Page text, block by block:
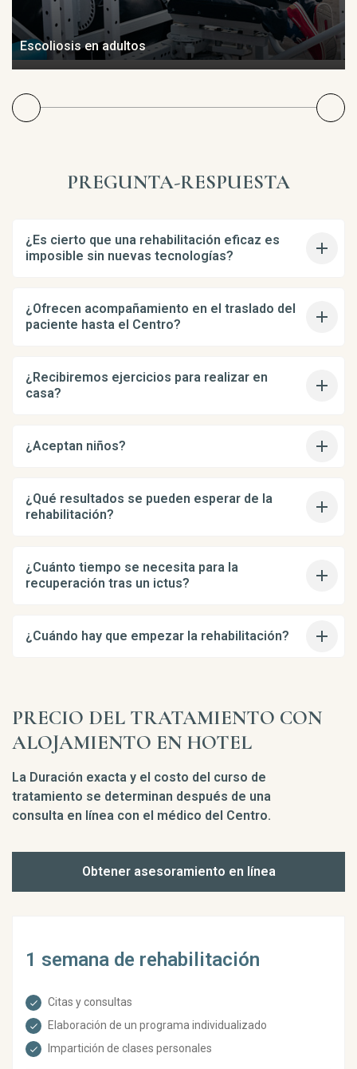
Escoliosis en adultos
PREGUNTA-RESPUESTA
¿Es cierto que una rehabilitación eficaz es
imposible sin nuevas tecnologías?
¿Ofrecen acompañamiento en el traslado del
paciente hasta el Centro?
¿Recibiremos ejercicios para realizar en
casa?
¿Aceptan niños?
¿Qué resultados se pueden esperar de la
rehabilitación?
¿Cuánto tiempo se necesita para la
recuperación tras un ictus?
¿Cuándo hay que empezar la rehabilitación?
PRECIO DEL TRATAMIENTO CON
ALOJAMIENTO EN HOTEL
La Duración exacta y el costo del curso de
tratamiento se determinan después de una
consulta en línea con el médico del Centro.
Obtener asesoramiento en línea
1 semana de rehabilitación
Citas y consultas
Elaboración de un programa individualizado
Impartición de clases personales